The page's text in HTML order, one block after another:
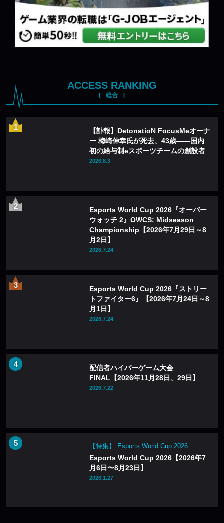
ACCESS RANKING
総合
【訃報】DetonatioN FocusMeオーナ
ー 梅崎伸幸氏が死去、43歳——国内
初の給与制eスポーツチームの創設者
2026.8.3
Esports World Cup 2026『オーバー
ウォッチ 2』OWCS: Midseason
Championship【2026年7月29日～8
月2日】
2026.7.24
Esports World Cup 2026『ストリー
トファイター6』【2026年7月24日～8
月1日】
2026.7.24
配信者ハイパーゲーム大会
FINAL【2026年11月28日、29日】
2026.7.22
【特集】 Esports World Cup 2026
Esports World Cup 2026【2026年7
月6日〜8月23日】
2026.1.27